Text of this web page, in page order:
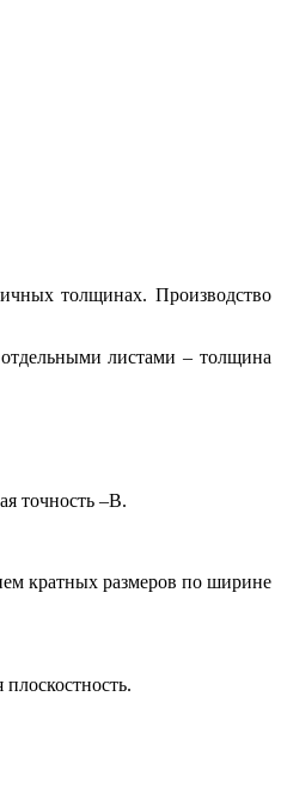
толщинах. Производство
листами – толщина
точность –В.
кратных размеров по ширине